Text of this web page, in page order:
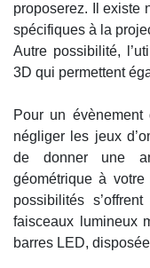
proposerez. Il existe
spécifiques à la
Autre possibilité,
3D qui permettent
Pour un
négliger les jeux
de donner une
géométrique à
possibilités
faisceaux lumineux
barres LED,